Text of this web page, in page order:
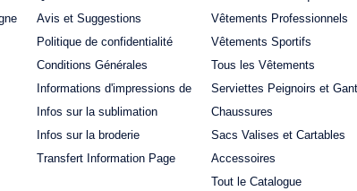
Avis et Suggestions
Politique de confidentialité
Conditions Générales
Informations d'impressions de
Infos sur la sublimation
Infos sur la broderie
Transfert Information Page
Vêtements Professionnels
Vêtements Sportifs
Tous les Vêtements
Serviettes Peignoirs et
Chaussures
Sacs Valises et Cartables
Accessoires
Tout le Catalogue